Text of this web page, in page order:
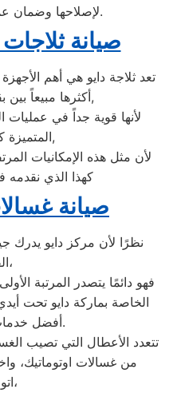
لإصلاحها وضمان عملها بكفاءة مرة أخرى.
صيانة
تعد ثلاجة دايو هي أهم
أكثرها مبيعاً بين بقية المنتجات الأخرى,
لأنها قوية جداً في عمليات
المتميزة كتقنية الانفلتر,
لأن مثل هذه الإمكانيات
كهذا الذي نقدمه
صيانة
نظرًا لأن مركز دايو يدرك
الفيوم،
فهو دائمًا يتصدر المرتبة
الخاصة بماركة دايو تحت
أفضل خدمات الدعم الفنى.
تتعدد الأعطال التي تصيب
من غسالات اوتوماتيك،
اتوماتيك،